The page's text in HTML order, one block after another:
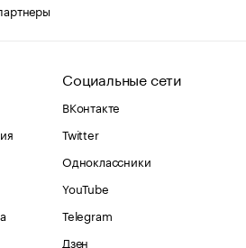
Социальные сети
ВКонтакте
Twitter
Одноклассники
YouTube
Telegram
Дзен